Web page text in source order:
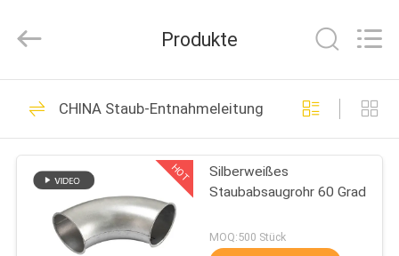
HEIM
PRODUKTE
ÜBER
CO.,LTD.
188
Produkte
CHINA Staub-Entnahmeleitung
HOT
Silberweißes
Staubabsaugrohr 60 Grad
MOQ:500 Stück